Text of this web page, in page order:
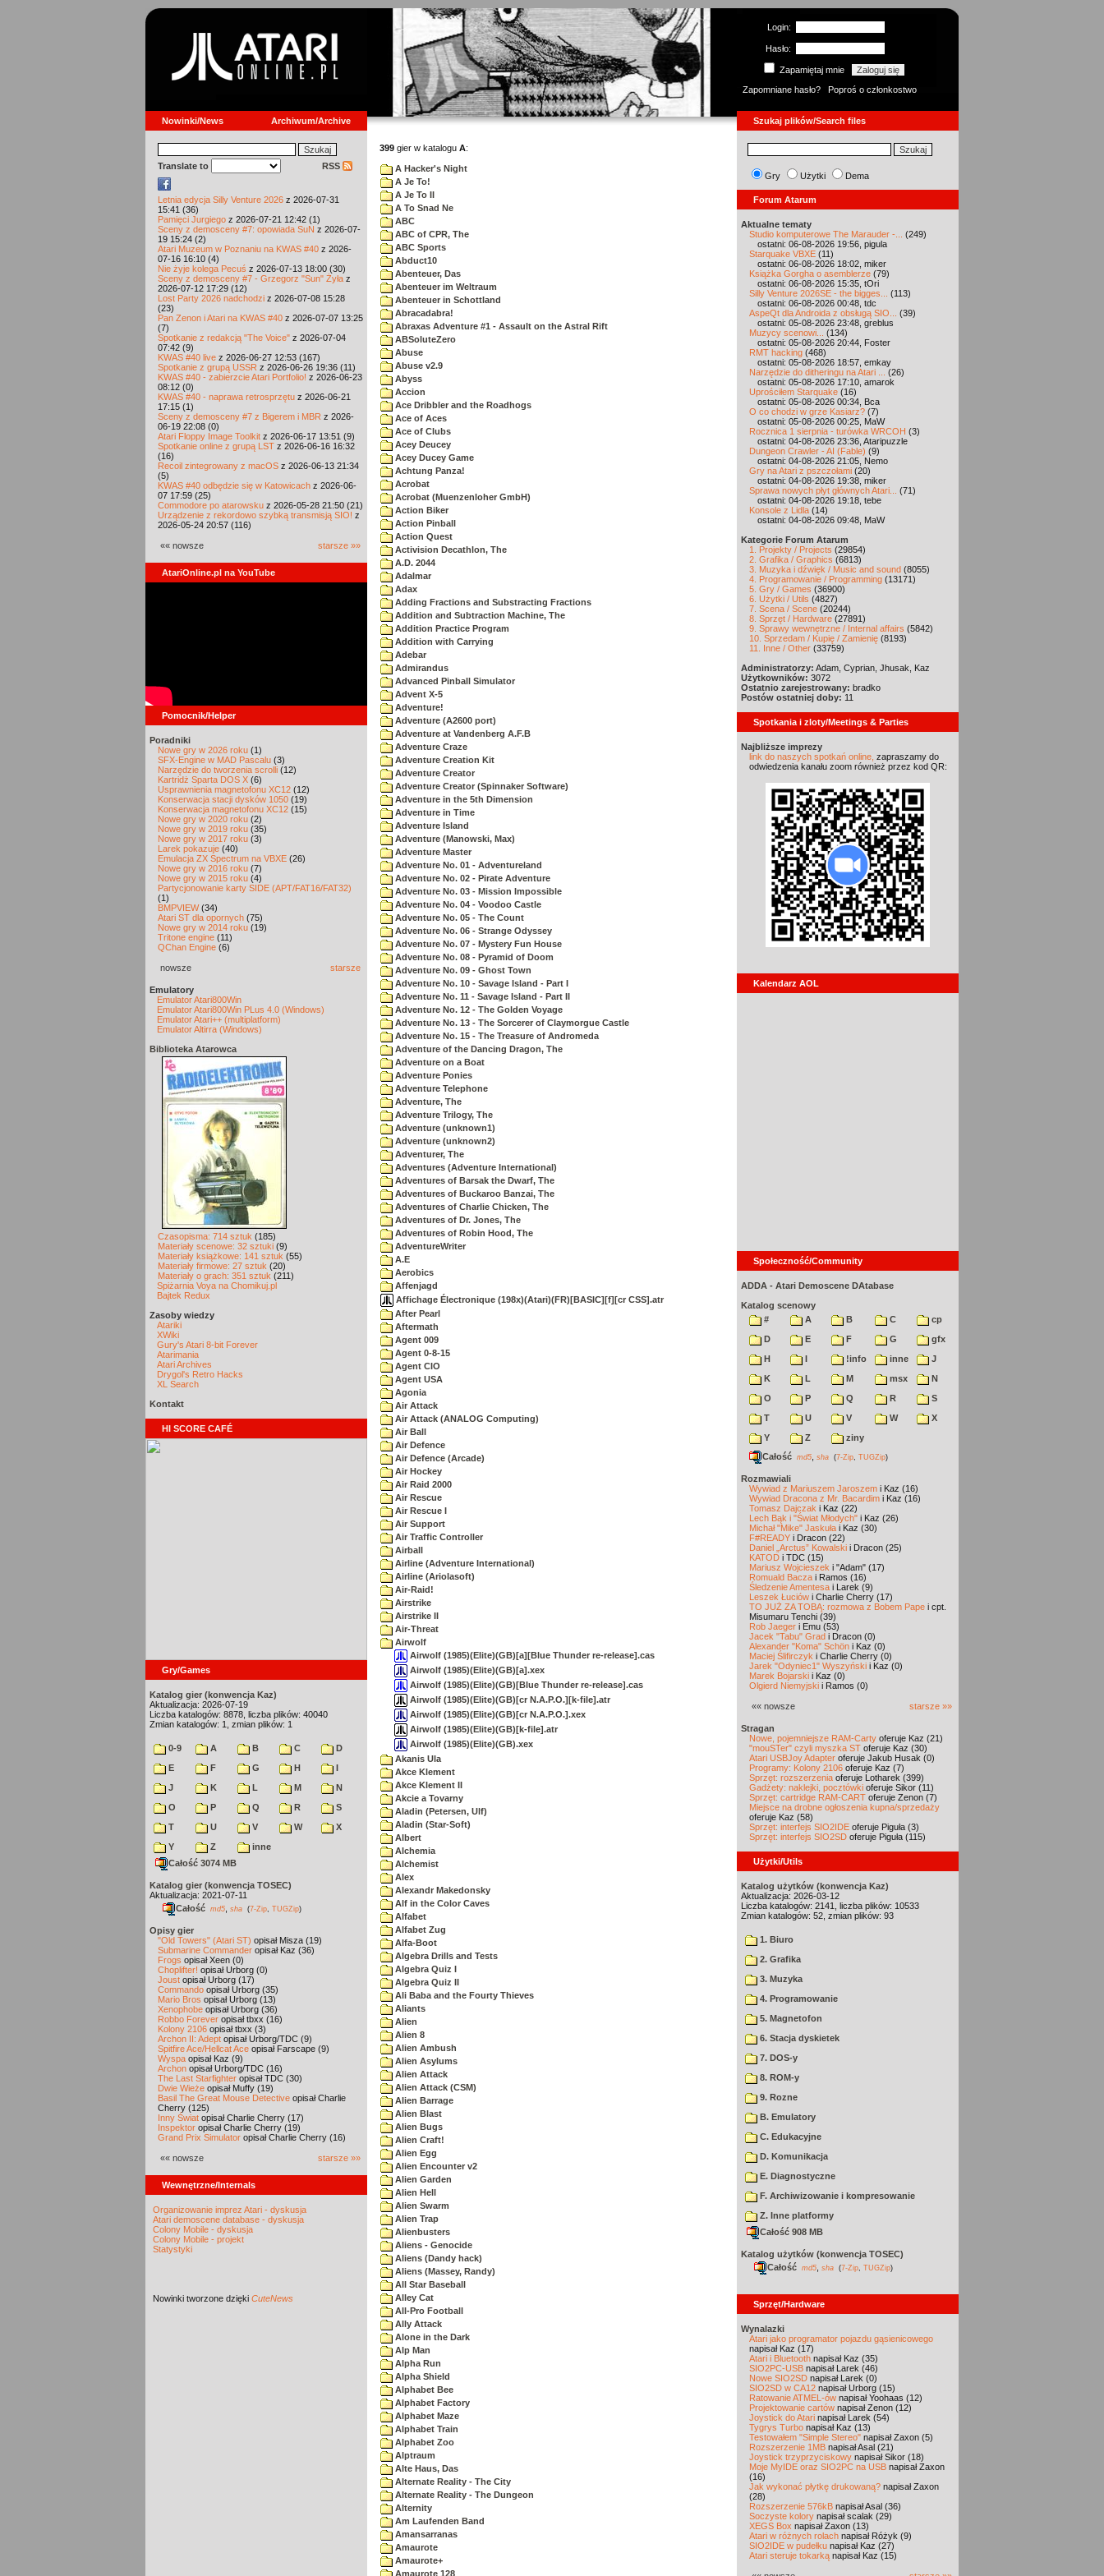
Login:
Hasło:
Zapamiętaj mnie
Zapomniane hasło?
Poproś o członkostwo
Nowinki/News Archiwum/Archive Szukaj plików/Search files
Translate to RSS
Letnia edycja Silly Venture 2026 z 2026-07-31
15:41 (36)
Pamięci Jurgiego z 2026-07-21 12:42 (1)
Sceny z demosceny #7: opowiada SuN z 2026-07-
19 15:24 (2)
Atari Muzeum w Poznaniu na KWAS #40 z 2026-
07-16 16:10 (4)
Nie żyje kolega Pecuś z 2026-07-13 18:00 (30)
Sceny z demosceny #7 - Grzegorz "Sun" Żyła z
2026-07-12 17:29 (12)
Lost Party 2026 nadchodzi z 2026-07-08 15:28
(23)
Pan Zenon i Atari na KWAS #40 z 2026-07-07 13:25
(7)
Spotkanie z redakcją "The Voice" z 2026-07-04
07:42 (9)
KWAS #40 live z 2026-06-27 12:53 (167)
Spotkanie z grupą USSR z 2026-06-26 19:36 (11)
KWAS #40 - zabierzcie Atari Portfolio! z 2026-06-23
08:12 (0)
KWAS #40 - naprawa retrosprzętu z 2026-06-21
17:15 (1)
Sceny z demosceny #7 z Bigerem i MBR z 2026-
06-19 22:08 (0)
Atari Floppy Image Toolkit z 2026-06-17 13:51 (9)
Spotkanie online z grupą LST z 2026-06-16 16:32
(16)
Recoil zintegrowany z macOS z 2026-06-13 21:34
(5)
KWAS #40 odbędzie się w Katowicach z 2026-06-
07 17:59 (25)
Commodore po atarowsku z 2026-05-28 21:50 (21)
Urządzenie z rekordowo szybką transmisją SIO! z
2026-05-24 20:57 (116)
«« nowsze starsze »»
AtariOnline.pl na YouTube
Pomocnik/Helper
Poradniki
Nowe gry w 2026 roku (1)
SFX-Engine w MAD Pascalu (3)
Narzędzie do tworzenia scrolli (12)
Kartridż Sparta DOS X (6)
Usprawnienia magnetofonu XC12 (12)
Konserwacja stacji dysków 1050 (19)
Konserwacja magnetofonu XC12 (15)
Nowe gry w 2020 roku (2)
Nowe gry w 2019 roku (35)
Nowe gry w 2017 roku (3)
Larek pokazuje (40)
Emulacja ZX Spectrum na VBXE (26)
Nowe gry w 2016 roku (7)
Nowe gry w 2015 roku (4)
Partycjonowanie karty SIDE (APT/FAT16/FAT32)
(1)
BMPVIEW(34)
Atari ST dla opornych (75)
Nowe gry w 2014 roku (19)
Tritone engine (11)
QChan Engine (6)
nowsze starsze
Emulatory
Emulator Atari800Win
Emulator Atari800Win PLus 4.0 (Windows)
Emulator Atari++ (multiplatform)
Emulator Altirra (Windows)
Biblioteka Atarowca
Czasopisma: 714 sztuk (185)
Materiały scenowe: 32 sztuki (9)
Materiały książkowe: 141 sztuk (55)
Materiały firmowe: 27 sztuk (20)
Materiały o grach: 351 sztuk (211)
Spiżarnia Voya na Chomikuj.pl
Bajtek Redux
Zasoby wiedzy
Atariki
XWiki
Gury's Atari 8-bit Forever
Atarimania
Atari Archives
Drygol's Retro Hacks
XL Search
Kontakt
HI SCORE CAFÉ
Gry/Games
Katalog gier (konwencja Kaz)
Aktualizacja: 2026-07-19
Liczba katalogów: 8878, liczba plików: 40040
Zmian katalogów: 1, zmian plików: 1
0-9 A B C
D
E
F G H
I
J
K L M
N
O
P Q R
S
T
U V W
X
Y
Z
inne
Całość 3074 MB
Katalog gier (konwencja TOSEC)
Aktualizacja: 2021-07-11
Całość md5 sha (7-Zip TUGZip)
Opisy gier
"Old Towers" (Atari ST) opisał Misza (19)
Submarine Commander opisał Kaz (36)
Frogs opisał Xeen (0)
Choplifter! opisał Urborg (0)
Joust opisał Urborg (17)
Commando opisał Urborg (35)
Mario Bros opisał Urborg (13)
Xenophobe opisał Urborg (36)
Robbo Forever opisał tbxx (16)
Kolony 2106 opisał tbxx (3)
Archon II: Adept opisał Urborg/TDC (9)
Spitfire Ace/Hellcat Ace opisał Farscape (9)
Wyspa opisał Kaz (9)
Archon opisał Urborg/TDC (16)
The Last Starfighter opisał TDC (30)
Dwie Wieże opisał Muffy (19)
Basil The Great Mouse Detective opisał Charlie
Cherry (125)
Inny Świat opisał Charlie Cherry (17)
Inspektor opisał Charlie Cherry (19)
Grand Prix Simulator opisał Charlie Cherry (16)
«« nowsze starsze »»
Wewnętrzne/Internals
Organizowanie imprez Atari - dyskusja
Atari demoscene database - dyskusja
Colony Mobile - dyskusja
Colony Mobile - projekt
Statystyki
Nowinki tworzone dzięki CuteNews
399 gier w katalogu A:
A Hacker's Night
A Je To!
A Je To II
A To Snad Ne
ABC
ABC of CPR, The
ABC Sports
Abduct10
Abenteuer, Das
Abenteuer im Weltraum
Abenteuer in Schottland
Abracadabra!
Abraxas Adventure #1 - Assault on the Astral Rift
ABSoluteZero
Abuse
Abuse v2.9
Abyss
Accion
Ace Dribbler and the Roadhogs
Ace of Aces
Ace of Clubs
Acey Deucey
Acey Ducey Game
Achtung Panza!
Acrobat
Acrobat (Muenzenloher GmbH)
Action Biker
Action Pinball
Action Quest
Activision Decathlon, The
A.D. 2044
Adalmar
Adax
Adding Fractions and Substracting Fractions
Addition and Subtraction Machine, The
Addition Practice Program
Addition with Carrying
Adebar
Admirandus
Advanced Pinball Simulator
Advent X-5
Adventure!
Adventure (A2600 port)
Adventure at Vandenberg A.F.B
Adventure Craze
Adventure Creation Kit
Adventure Creator
Adventure Creator (Spinnaker Software)
Adventure in the 5th Dimension
Adventure in Time
Adventure Island
Adventure (Manowski, Max)
Adventure Master
Adventure No. 01 - Adventureland
Adventure No. 02 - Pirate Adventure
Adventure No. 03 - Mission Impossible
Adventure No. 04 - Voodoo Castle
Adventure No. 05 - The Count
Adventure No. 06 - Strange Odyssey
Adventure No. 07 - Mystery Fun House
Adventure No. 08 - Pyramid of Doom
Adventure No. 09 - Ghost Town
Adventure No. 10 - Savage Island - Part I
Adventure No. 11 - Savage Island - Part II
Adventure No. 12 - The Golden Voyage
Adventure No. 13 - The Sorcerer of Claymorgue Castle
Adventure No. 15 - The Treasure of Andromeda
Adventure of the Dancing Dragon, The
Adventure on a Boat
Adventure Ponies
Adventure Telephone
Adventure, The
Adventure Trilogy, The
Adventure (unknown1)
Adventure (unknown2)
Adventurer, The
Adventures (Adventure International)
Adventures of Barsak the Dwarf, The
Adventures of Buckaroo Banzai, The
Adventures of Charlie Chicken, The
Adventures of Dr. Jones, The
Adventures of Robin Hood, The
AdventureWriter
A.E
Aerobics
Affenjagd
Affichage Électronique (198x)(Atari)(FR)[BASIC][f][cr CSS].atr
After Pearl
Aftermath
Agent 009
Agent 0-8-15
Agent CIO
Agent USA
Agonia
Air Attack
Air Attack (ANALOG Computing)
Air Ball
Air Defence
Air Defence (Arcade)
Air Hockey
Air Raid 2000
Air Rescue
Air Rescue I
Air Support
Air Traffic Controller
Airball
Airline (Adventure International)
Airline (Ariolasoft)
Air-Raid!
Airstrike
Airstrike II
Air-Threat
Airwolf
Airwolf (1985)(Elite)(GB)[a][Blue Thunder re-release].cas
Airwolf (1985)(Elite)(GB)[a].xex
Airwolf (1985)(Elite)(GB)[Blue Thunder re-release].cas
Airwolf (1985)(Elite)(GB)[cr N.A.P.O.][k-file].atr
Airwolf (1985)(Elite)(GB)[cr N.A.P.O.].xex
Airwolf (1985)(Elite)(GB)[k-file].atr
Airwolf (1985)(Elite)(GB).xex
Akanis Ula
Akce Klement
Akce Klement II
Akcie a Tovarny
Aladin (Petersen, Ulf)
Aladin (Star-Soft)
Albert
Alchemia
Alchemist
Alex
Alexandr Makedonsky
Alf in the Color Caves
Alfabet
Alfabet Zug
Alfa-Boot
Algebra Drills and Tests
Algebra Quiz I
Algebra Quiz II
Ali Baba and the Fourty Thieves
Aliants
Alien
Alien 8
Alien Ambush
Alien Asylums
Alien Attack
Alien Attack (CSM)
Alien Barrage
Alien Blast
Alien Bugs
Alien Craft!
Alien Egg
Alien Encounter v2
Alien Garden
Alien Hell
Alien Swarm
Alien Trap
Alienbusters
Aliens - Genocide
Aliens (Dandy hack)
Aliens (Massey, Randy)
All Star Baseball
Alley Cat
All-Pro Football
Ally Attack
Alone in the Dark
Alp Man
Alpha Run
Alpha Shield
Alphabet Bee
Alphabet Factory
Alphabet Maze
Alphabet Train
Alphabet Zoo
Alptraum
Alte Haus, Das
Alternate Reality - The City
Alternate Reality - The Dungeon
Alternity
Am Laufenden Band
Amansarranas
Amaurote
Amaurote+
Amaurote 128
Gry Użytki Dema
Forum Atarum
Aktualne tematy
Studio komputerowe The Marauder -...
(249)
ostatni: 06-08-2026 19:56, pigula
Starquake VBXE (11)
ostatni: 06-08-2026 18:02, miker
Książka Gorgha o asemblerze (79)
ostatni: 06-08-2026 15:35, tOri
Silly Venture 2026SE - the bigges...
(113)
ostatni: 06-08-2026 00:48, tdc
AspeQt dla Androida z obsługą SIO...
(39)
ostatni: 05-08-2026 23:48, greblus
Muzycy scenowi...
(134)
ostatni: 05-08-2026 20:44, Foster
RMT hacking (468)
ostatni: 05-08-2026 18:57, emkay
Narzędzie do ditheringu na Atari ...
(26)
ostatni: 05-08-2026 17:10, amarok
Uprościłem Starquake (16)
ostatni: 05-08-2026 00:34, Bca
O co chodzi w grze Kasiarz? (7)
ostatni: 05-08-2026 00:25, MaW
Rocznica 1 sierpnia - turówka WRCOH (3)
ostatni: 04-08-2026 23:36, Ataripuzzle
Dungeon Crawler - AI (Fable) (9)
ostatni: 04-08-2026 21:05, Nemo
Gry na Atari z pszczołami (20)
ostatni: 04-08-2026 19:38, miker
Sprawa nowych płyt głównych Atari...
(71)
ostatni: 04-08-2026 19:18, tebe
Konsole z Lidla (14)
ostatni: 04-08-2026 09:48, MaW
Kategorie Forum Atarum
1. Projekty / Projects (29854)
2. Grafika / Graphics (6813)
3. Muzyka i dźwięk / Music and sound (8055)
4. Programowanie / Programming (13171)
5. Gry / Games (36900)
6. Użytki / Utils (4827)
7. Scena / Scene (20244)
8. Sprzęt / Hardware (27891)
9. Sprawy wewnętrzne / Internal affairs (5842)
10. Sprzedam / Kupię / Zamienię (8193)
11. Inne / Other (33759)
Administratorzy: Adam, Cyprian, Jhusak, Kaz
Użytkowników: 3072
Ostatnio zarejestrowany: bradko
Postów ostatniej doby: 11
Spotkania i zloty/Meetings & Parties
Najbliższe imprezy
link do naszych spotkań online, zapraszamy do
odwiedzenia kanału zoom również przez kod QR:
Kalendarz AOL
Społeczność/Community
ADDA - Atari Demoscene DAtabase
Katalog scenowy
#
A B C
cp
D
E F G
gfx
H
I !info inne
J
K
L M msx
N
O
P Q R
S
T
U V W
X
Y
Z
ziny
Całość md5 sha (7-Zip TUGZip)
Rozmawiali
Wywiad z Mariuszem Jaroszem i Kaz (16)
Wywiad Dracona z Mr. Bacardim i Kaz (16)
Tomasz Dajczak i Kaz (22)
Lech Bąk i "Świat Młodych" i Kaz (26)
Michał "Mike" Jaskuła i Kaz (30)
F#READY i Dracon (22)
Daniel „Arctus” Kowalski i Dracon (25)
KATOD i TDC (15)
Mariusz Wojcieszek i "Adam" (17)
Romuald Bacza i Ramos (16)
Śledzenie Amentesa i Larek (9)
Leszek Łuciów i Charlie Cherry (17)
TO JUŻ ZA TOBĄ: rozmowa z Bobem Pape i cpt.
Misumaru Tenchi (39)
Rob Jaeger i Emu (53)
Jacek "Tabu" Grad i Dracon (0)
Alexander "Koma" Schön i Kaz (0)
Maciej Ślifirczyk i Charlie Cherry (0)
Jarek "Odyniec1" Wyszyński i Kaz (0)
Marek Bojarski i Kaz (0)
Olgierd Niemyjski i Ramos (0)
«« nowsze starsze »»
Stragan
Nowe, pojemniejsze RAM-Carty oferuje Kaz (21)
"mouSTer" czyli myszka ST oferuje Kaz (30)
Atari USBJoy Adapter oferuje Jakub Husak (0)
Programy: Kolony 2106 oferuje Kaz (7)
Sprzęt: rozszerzenia oferuje Lotharek (399)
Gadżety: naklejki, pocztówki oferuje Sikor (11)
Sprzęt: cartridge RAM-CART oferuje Zenon (7)
Miejsce na drobne ogłoszenia kupna/sprzedaży
oferuje Kaz (58)
Sprzęt: interfejs SIO2IDE oferuje Piguła (3)
Sprzęt: interfejs SIO2SD oferuje Piguła (115)
Użytki/Utils
Katalog użytków (konwencja Kaz)
Aktualizacja: 2026-03-12
Liczba katalogów: 2141, liczba plików: 10533
Zmian katalogów: 52, zmian plików: 93
1. Biuro
2. Grafika
3. Muzyka
4. Programowanie
5. Magnetofon
6. Stacja dyskietek
7. DOS-y
8. ROM-y
9. Rozne
B. Emulatory
C. Edukacyjne
D. Komunikacja
E. Diagnostyczne
F. Archiwizowanie i kompresowanie
Z. Inne platformy
Całość 908 MB
Katalog użytków (konwencja TOSEC)
Całość md5 sha (7-Zip TUGZip)
Sprzęt/Hardware
Wynalazki
Atari jako programator pojazdu gąsienicowego
napisał Kaz (17)
Atari i Bluetooth napisał Kaz (35)
SIO2PC-USB napisał Larek (46)
Nowe SIO2SD napisał Larek (0)
SIO2SD w CA12 napisał Urborg (15)
Ratowanie ATMEL-ów napisał Yoohaas (12)
Projektowanie cartów napisał Zenon (12)
Joystick do Atari napisał Larek (54)
Tygrys Turbo napisał Kaz (13)
Testowałem "Simple Stereo" napisał Zaxon (5)
Rozszerzenie 1MB napisał Asal (21)
Joystick trzyprzyciskowy napisał Sikor (18)
Moje MyIDE oraz SIO2PC na USB napisał Zaxon
(16)
Jak wykonać płytkę drukowaną? napisał Zaxon
(28)
Rozszerzenie 576kB napisał Asal (36)
Soczyste kolory napisał scalak (29)
XEGS Box napisał Zaxon (13)
Atari w różnych rolach napisał Różyk (9)
SIO2IDE w pudełku napisał Kaz (27)
Atari steruje tokarką napisał Kaz (15)